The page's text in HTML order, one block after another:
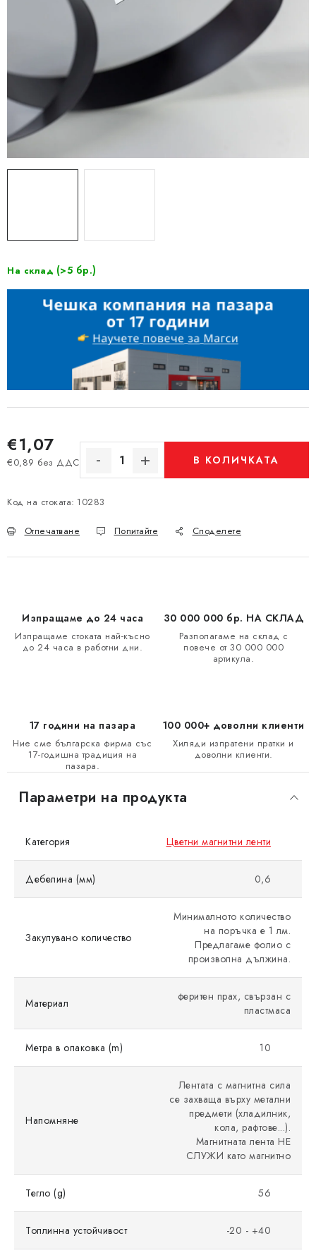
На склад (>5 бр.)
€1,07
€0,89 без ДДС
Измерване на цената:
В КОЛИЧКАТА
Код на стоката: 10283
Отпечатване Попитайте Споделете
Изпращаме до 24 часа
Изпращаме стоката най-късно
до 24 часа в работни дни.
30 000 000 бр. НА СКЛАД
Разполагаме на склад с
повече от 30 000 000
артикула.
17 години на пазара
Ние сме българска фирма със
17-годишна традиция на
пазара.
100 000+ доволни клиенти
Хиляди изпратени пратки и
доволни клиенти.
Параметри на продукта
Категория Цветни магнитни ленти
Дебелина (мм) 0,6
Закупувано количество
Минималното количество
на поръчка е 1 лм.
Предлагаме фолио с
произволна дължина.
Материал
феритен прах, свързан с
пластмаса
Метра в опаковка (m) 10
Напомняне
Лентата с магнитна сила
се захваща върху метални
предмети (хладилник,
кола, рафтове...).
Магнитната лента НЕ
СЛУЖИ като магнитно
Тегло (g) 56
Топлинна устойчивост -20 - +40